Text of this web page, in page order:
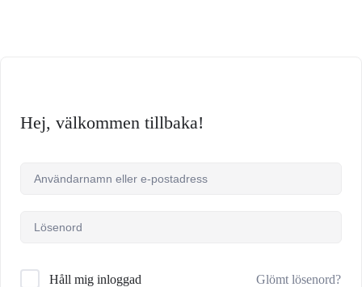
Hej, välkommen tillbaka!
Håll mig inloggad Glömt lösenord?